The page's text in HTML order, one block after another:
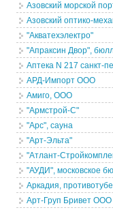
Азовский морской
Азовский оптико-
"Акватехэлектро"
"Апраксин Двор",
Аптека N 217 санкт-
АРД-Импорт ООО
Амиго, ООО
"Армстрой-С"
"Арс", сауна
"Арт-Эльта"
"Атлант-
"АУДИ", московское
Аркадия,
Арт-Груп Бривет ООО